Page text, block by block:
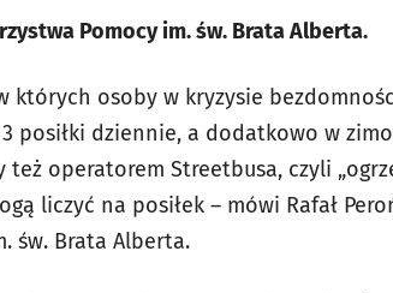
Pomocy im. św. Brata Alberta.
osoby w kryzysie
posiłki dziennie, a dodatkowo w
operatorem Streetbusa, czyli
liczyć na posiłek – mówi Rafał
św. Brata Alberta.